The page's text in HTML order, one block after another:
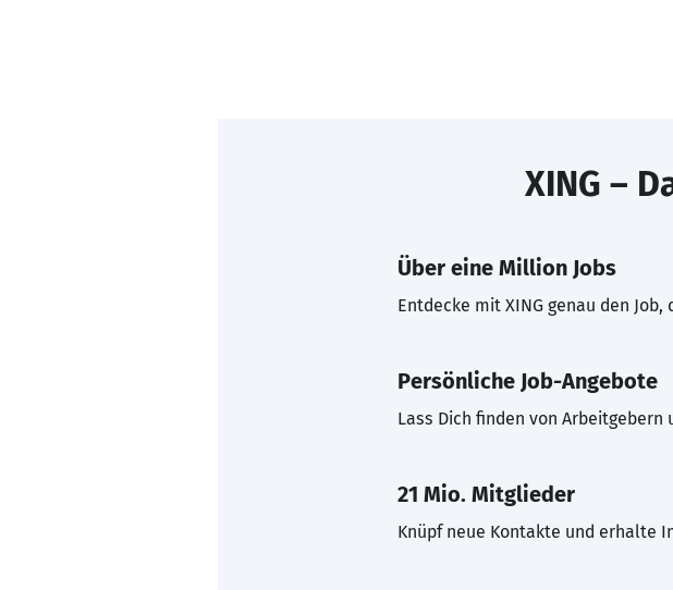
XING –
Über eine Million Jobs
Entdecke mit XING genau den
Persönliche Job-Angebote
Lass Dich finden von Arbeitgebern
21 Mio. Mitglieder
Knüpf neue Kontakte und erhalte